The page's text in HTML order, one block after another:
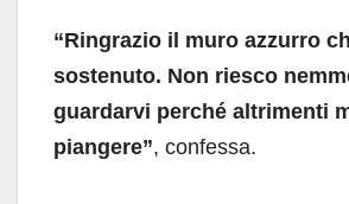
“Ringrazio il muro azzurro
sostenuto. Non riesco
guardarvi perché altrimenti
piangere”, confessa.